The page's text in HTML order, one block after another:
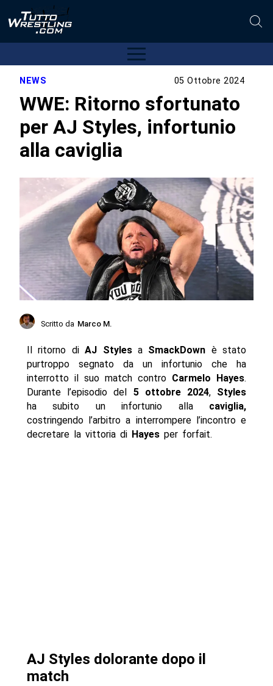
NEWS 05 Ottobre 2024
WWE: Ritorno sfortunato
per AJ Styles, infortunio
alla caviglia
Scritto da Marco M.
Il ritorno diAJ Stylesa SmackDown è stato
purtroppo segnato da un infortunio che ha
interrotto il suo match contro Carmelo Hayes.
Durante l’episodio del 5 ottobre 2024, Styles
ha subito un infortunio alla caviglia,
costringendo l’arbitro a interrompere l’incontro e
decretare la vittoria di Hayesper forfait.
AJ Styles dolorante dopo il
match